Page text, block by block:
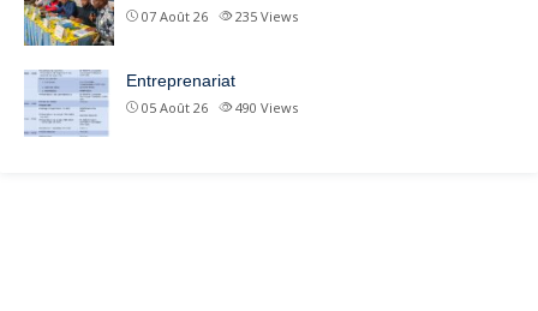
07 Août 26 235 Views
Entreprenariat
05 Août 26 490 Views